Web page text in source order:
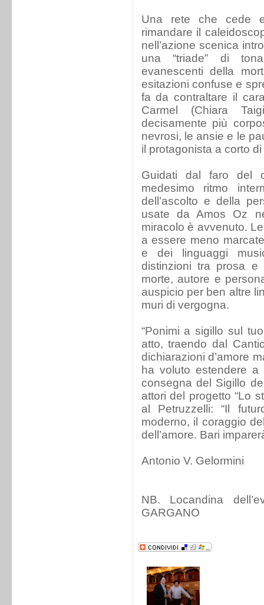
Una rete che cede
rimandare il
nell’azione scenica
una “triade” di
evanescenti della
esitazioni confuse e
fa da contraltare il
Carmel (Chiara
decisamente più
nevrosi, le ansie e le
il protagonista a corto di
Guidati dal faro del
medesimo ritmo
dell’ascolto e della
usate da Amos Oz
miracolo è avvenuto.
a essere meno
e dei linguaggi
distinzioni tra prosa
morte, autore e
auspicio per ben altre
muri di vergogna.
“Ponimi a sigillo sul
atto, traendo dal
dichiarazioni d’amore
ha voluto estendere
consegna del Sigillo
attori del progetto “Lo
al Petruzzelli: “Il
moderno, il coraggio
dell’amore. Bari
Antonio V. Gelormini
NB. Locandina
GARGANO